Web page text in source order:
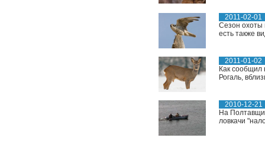
2011-02-01
Сезон охоты
есть также
2011-01-02
Как сообщил
Рогаль,
2010-12-21
На
ловкачи